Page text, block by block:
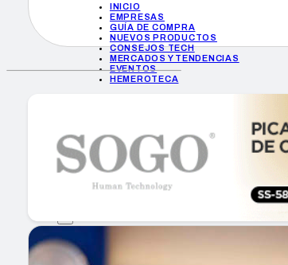
INICIO
EMPRESAS
GUÍA DE COMPRA
NUEVOS PRODUCTOS
CONSEJOS TECH
MERCADOS Y TENDENCIAS
EVENTOS
HEMEROTECA
GUÍA DE COMPRA
NUEVOS PRODUCTOS
CONSEJOS TECH
MERCADOS Y TENDENCIAS
HEMEROTECA